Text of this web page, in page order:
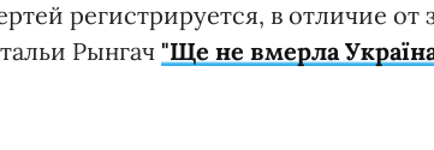
регистрируется, в отличие от
Рынгач "Ще не вмерла